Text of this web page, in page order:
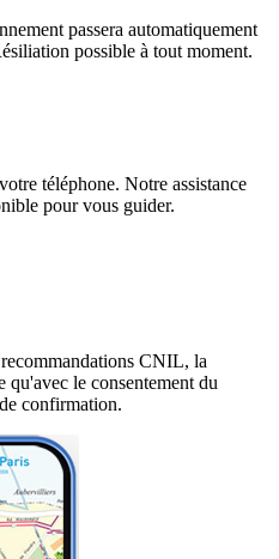
passera automatiquement
possible à tout moment.
téléphone. Notre assistance
pour vous guider.
CNIL, la
qu'avec le consentement du
confirmation.